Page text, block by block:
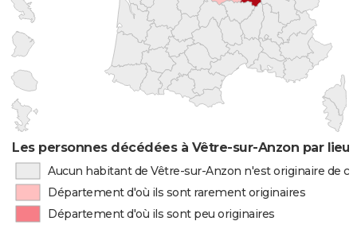
Les personnes décédées à Vêtre-sur-Anzon par lieu
Aucun habitant de Vêtre-sur-Anzon n'est originaire de
Département d'où ils sont rarement originaires
Département d'où ils sont peu originaires